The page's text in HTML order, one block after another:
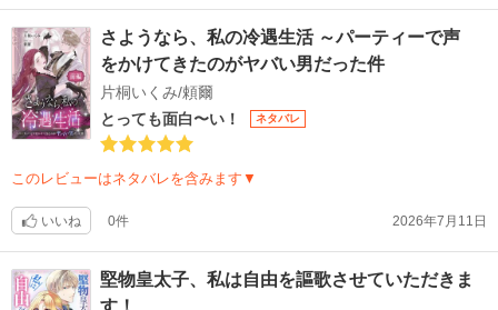
さようなら、私の冷遇生活 ～パーティーで声
をかけてきたのがヤバい男だった件
片桐いくみ/頼爾
とっても面白〜い！
ネタバレ
このレビューはネタバレを含みます▼
いいね 0件 2026年7月11日
堅物皇太子、私は自由を謳歌させていただきま
す！